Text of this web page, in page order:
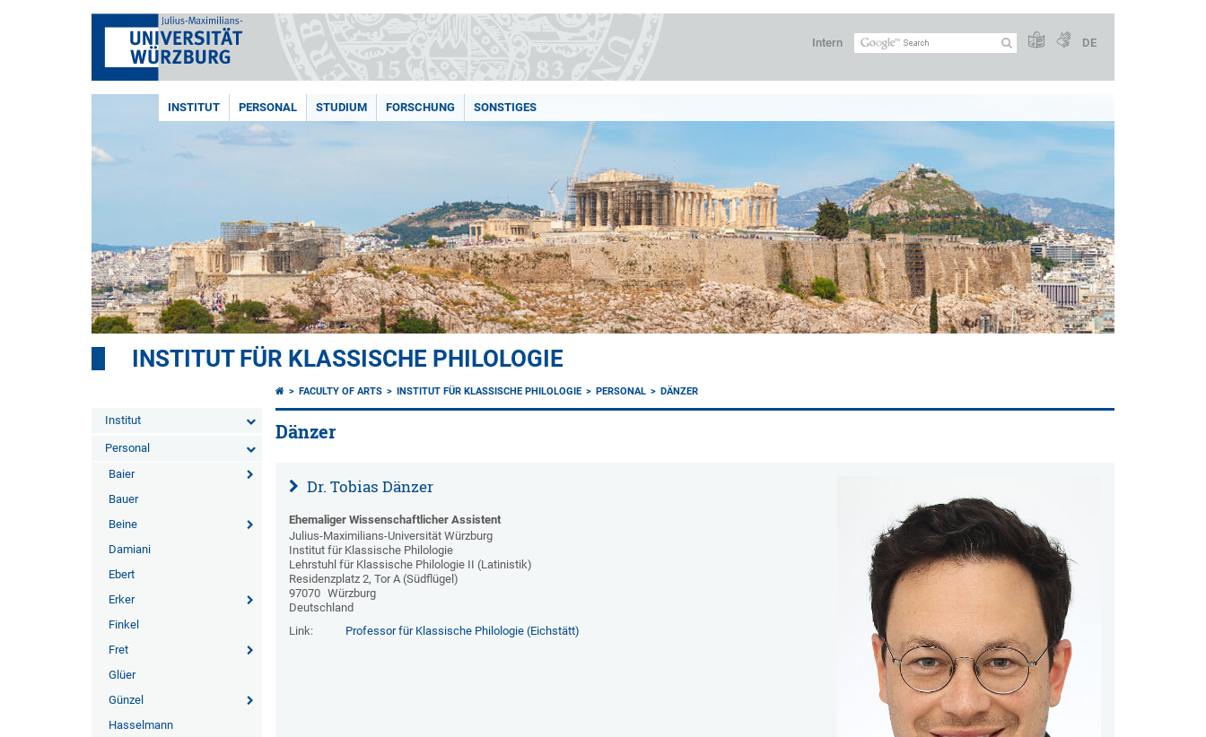
Intern DE
INSTITUT PERSONAL STUDIUM FORSCHUNG SONSTIGES
INSTITUT FÜR KLASSISCHE PHILOLOGIE
Institut
Personal
Baier
Bauer
Beine
Damiani
Ebert
Erker
Finkel
Fret
Glüer
Günzel
Hasselmann
FACULTY OF ARTS INSTITUT FÜR KLASSISCHE PHILOLOGIE PERSONAL DÄNZER
Dänzer
Dr. Tobias Dänzer
Ehemaliger Wissenschaftlicher Assistent
Julius-Maximilians-Universität Würzburg
Institut für Klassische Philologie
Lehrstuhl für Klassische Philologie II (Latinistik)
Residenzplatz 2, Tor A (Südflügel)
97070 Würzburg
Deutschland
Link:
Professor für Klassische Philologie (Eichstätt)